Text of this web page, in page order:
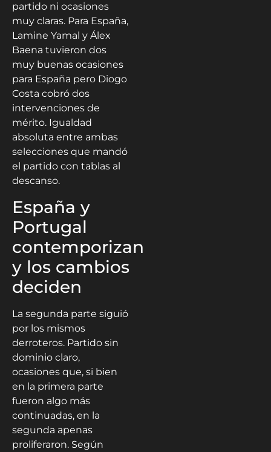
partido ni ocasiones
muy claras. Para España,
Lamine Yamal y Álex
Baena tuvieron dos
muy buenas ocasiones
para España pero Diogo
Costa cobró dos
intervenciones de
mérito. Igualdad
absoluta entre ambas
selecciones que mandó
el partido con tablas al
descanso.
España y
Portugal
contemporizan
y los cambios
deciden
La segunda parte siguió
por los mismos
derroteros. Partido sin
dominio claro,
ocasiones que, si bien
en la primera parte
fueron algo más
continuadas, en la
segunda apenas
proliferaron. Según